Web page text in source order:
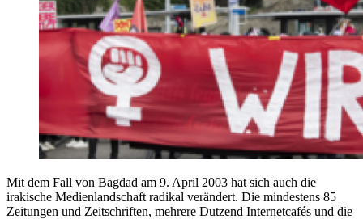
Mit dem Fall von Bagdad am 9. April 2003 hat sich auch die
irakische Medienlandschaft radikal verändert. Die mindestens 85
Zeitungen und Zeitschriften, mehrere Dutzend Internetcafés und die